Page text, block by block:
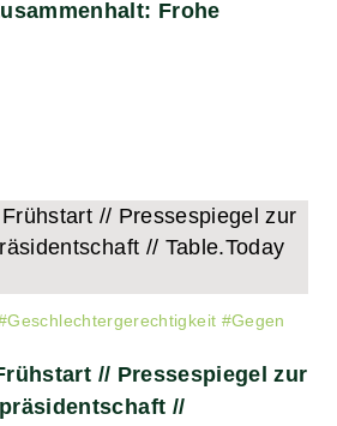
Frohe
Geschlechtergerechtigkeit #Gegen
// Pressespiegel zur
//